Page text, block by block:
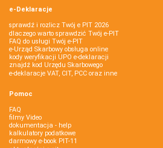
e-Deklaracje
sprawdź i rozlicz Twój e PIT 2026
dlaczego warto sprawdzić Twój e-PIT
FAQ do usługi Twój e-PIT
e-Urząd Skarbowy obsługa online
kody weryfikacji UPO e-deklaracji
znajdź kod Urzędu Skarbowego
e-deklaracje VAT, CIT, PCC oraz inne
Pomoc
FAQ
filmy Video
dokumentacja - help
kalkulatory podatkowe
darmowy e-book PIT-11